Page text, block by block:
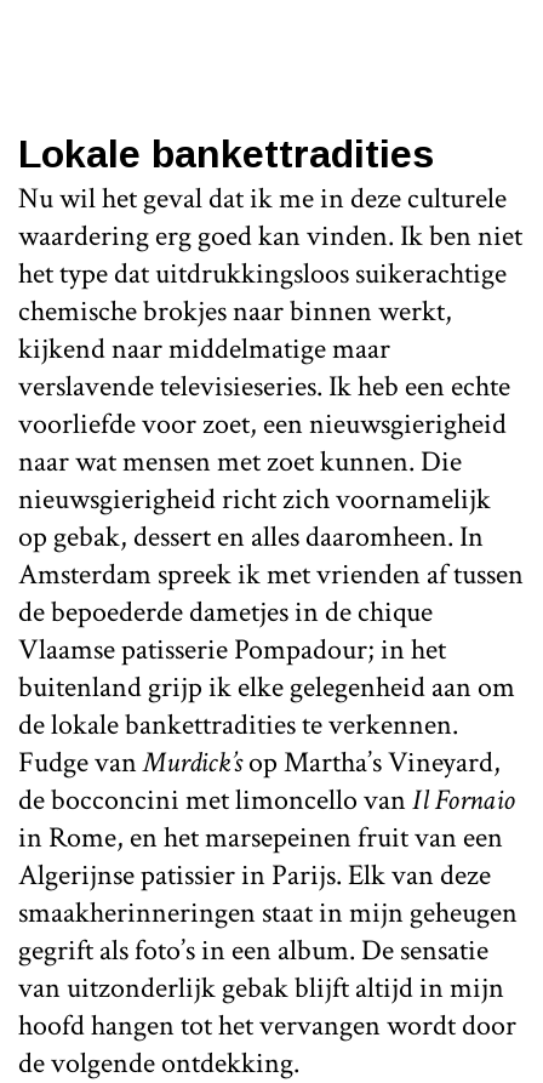
Lokale bankettradities
Nu wil het geval dat ik me in deze culturele
waardering erg goed kan vinden. Ik ben niet
het type dat uitdrukkingsloos suikerachtige
chemische brokjes naar binnen werkt,
kijkend naar middelmatige maar
verslavende televisieseries. Ik heb een echte
voorliefde voor zoet, een nieuwsgierigheid
naar wat mensen met zoet kunnen. Die
nieuwsgierigheid richt zich voornamelijk
op gebak, dessert en alles daaromheen. In
Amsterdam spreek ik met vrienden af tussen
de bepoederde dametjes in de chique
Vlaamse patisserie Pompadour; in het
buitenland grijp ik elke gelegenheid aan om
de lokale bankettradities te verkennen.
Fudge vanMurdick’sop Martha’s Vineyard,
de bocconcini met limoncello vanIl Fornaio
in Rome, en het marsepeinen fruit van een
Algerijnse patissier in Parijs. Elk van deze
smaakherinneringen staat in mijn geheugen
gegrift als foto’s in een album. De sensatie
van uitzonderlijk gebak blijft altijd in mijn
hoofd hangen tot het vervangen wordt door
de volgende ontdekking.